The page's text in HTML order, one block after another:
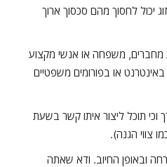
יכול לחסוך מהם סכסוך ארוך
משפחה או אנשי מקצוע
או בפורומים משפטיים
וכי תוכל ליצור איתו קשר בשעת
צווי הגנה).
ובאופן החיוב. ודא שאתה